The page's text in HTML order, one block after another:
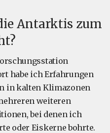
Antarktis zum
habe ich Erfahrungen
in kalten Klimazonen
weiteren
bei denen ich
oder Eiskerne bohrte.